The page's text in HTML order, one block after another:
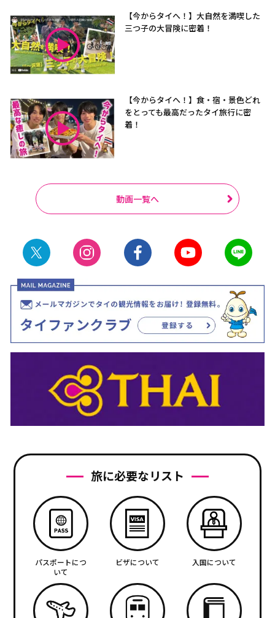
【今からタイへ！】大自然を満喫した
三つ子の大冒険に密着！
【今からタイへ！】食・宿・景色どれ
をとっても最高だったタイ旅行に密
着！
動画一覧へ
旅に必要なリスト
パスポートにつ
いて
ビザについて 入国について